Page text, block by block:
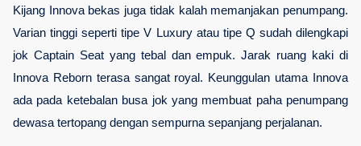
Kijang Innova bekas juga tidak kalah memanjakan penumpang.
Varian tinggi seperti tipe V Luxury atau tipe Q sudah dilengkapi
jok Captain Seat yang tebal dan empuk. Jarak ruang kaki di
Innova Reborn terasa sangat royal. Keunggulan utama Innova
ada pada ketebalan busa jok yang membuat paha penumpang
dewasa tertopang dengan sempurna sepanjang perjalanan.